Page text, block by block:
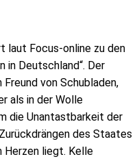
laut Focus-online zu den
in Deutschland“. Der
von Schubladen,
als in der Wolle
die Unantastbarkeit der
des Staates
Herzen liegt. Kelle